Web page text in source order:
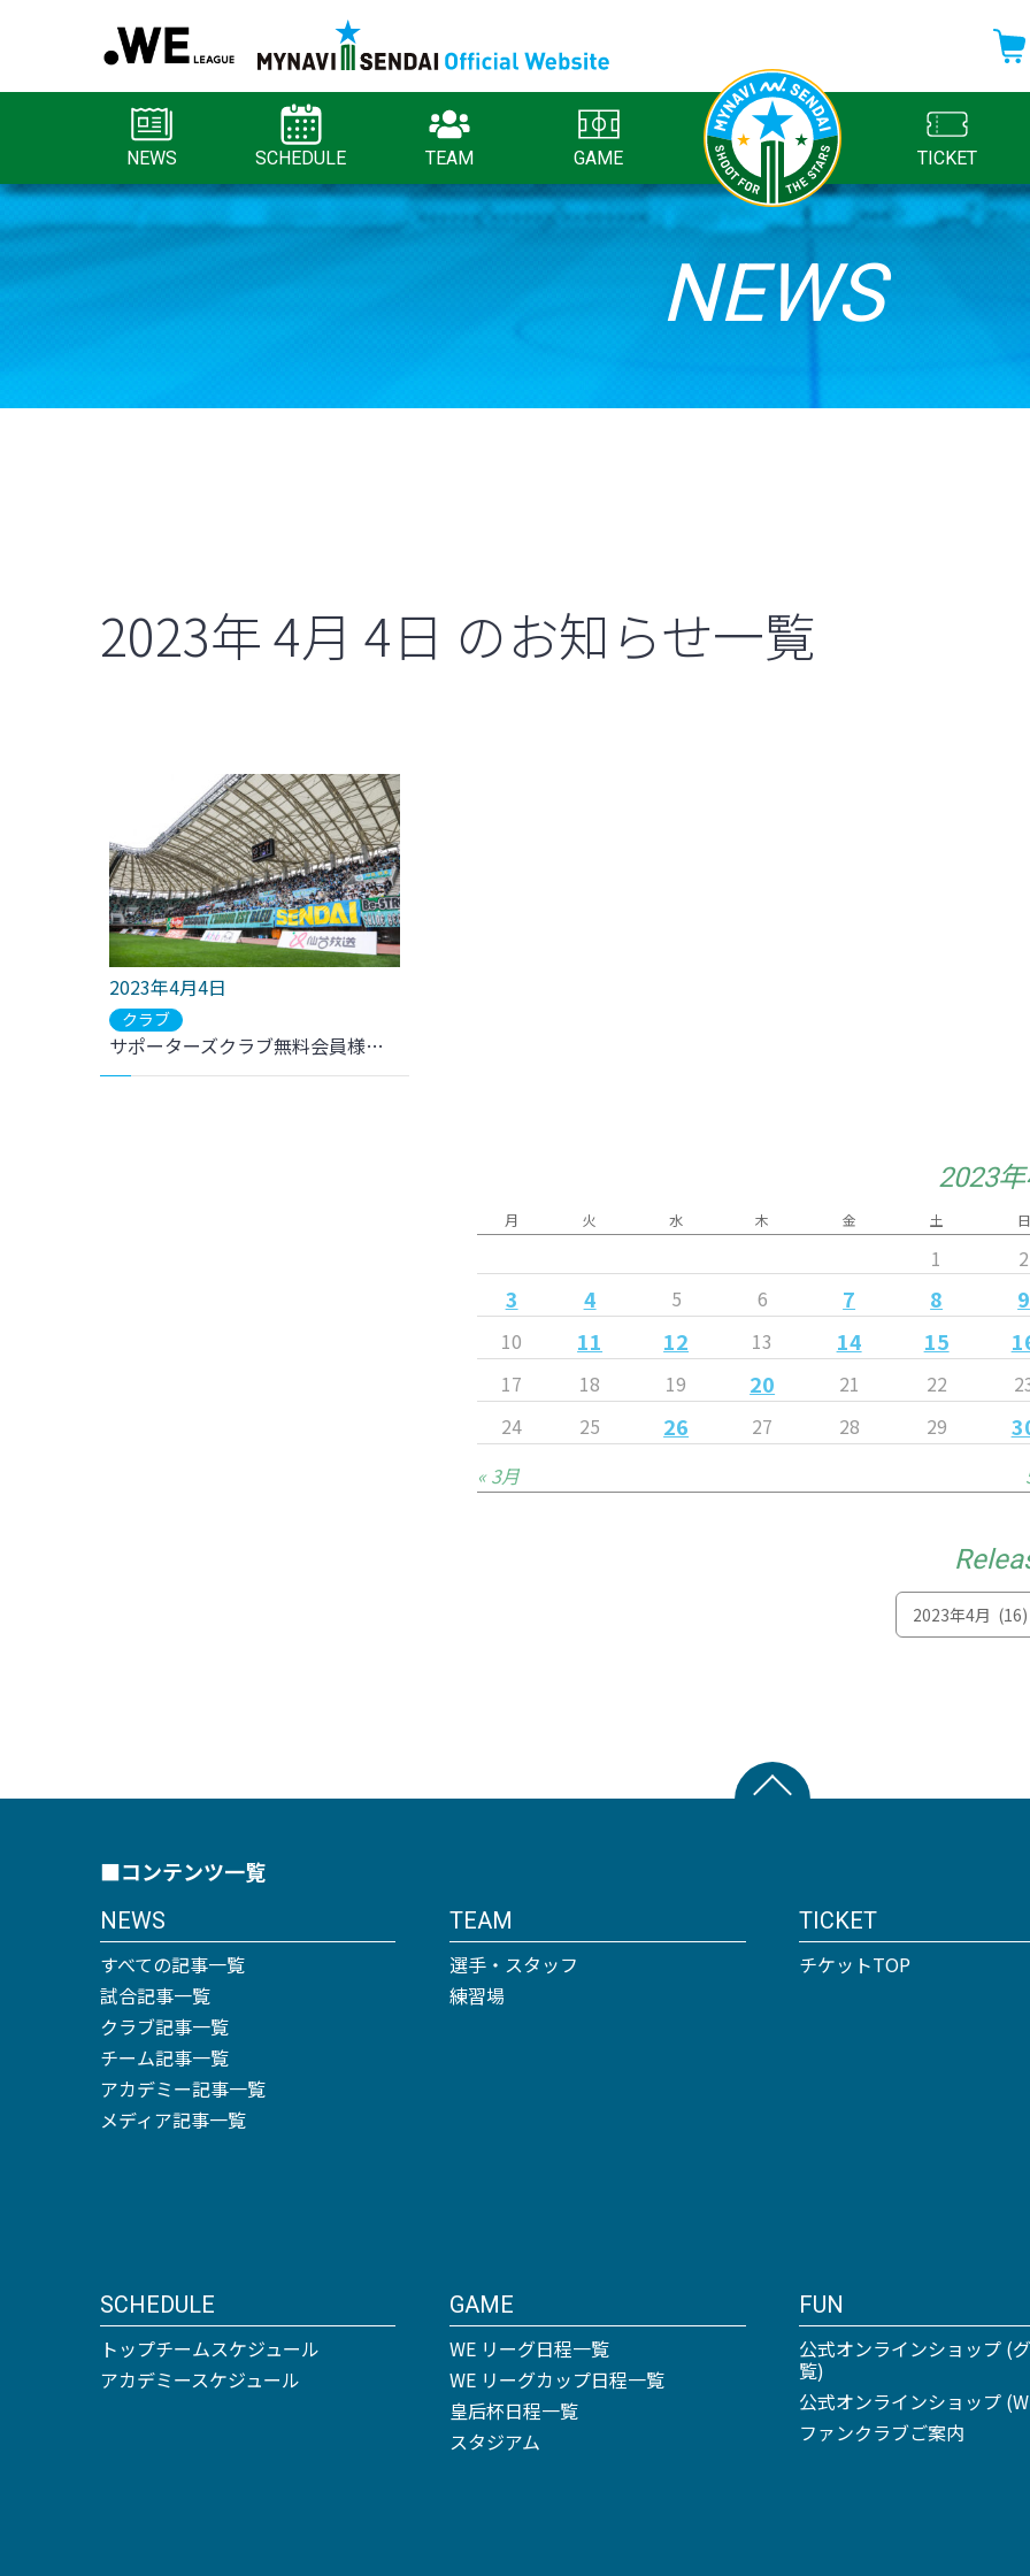
NEWS SCHEDULE TEAM GAME TICKET
NEWS
2023年4月 4日 のお知らせ一覧
2023年4月4日
クラブ
サポーターズクラブ無料会員様も参加可能に！【ファン感謝祭2022-23～春はガチンコ大運動会の予感～】開催のお知らせ
2023
月 火 水 木 金 土 日
1 2
3 4 5 6 7 8 9
10 11 12 13 14 15
17 18 19 20 21 22
24
25 26 27 28 29
« 3月
■コンテンツ一覧
NEWS
すべての記事一覧
試合記事一覧
クラブ記事一覧
チーム記事一覧
アカデミー記事一覧
メディア記事一覧
SCHEDULE
トップチームスケジュール
アカデミースケジュール
TEAM
選手・スタッフ
練習場
GAME
WE リーグ日程一覧
WE リーグカップ日程一覧
皇后杯日程一覧
スタジアム
TICKET
チケットTOP
FUN
公式オンラインショップ (
覧)
公式オンラインショップ
ファンクラブご案内